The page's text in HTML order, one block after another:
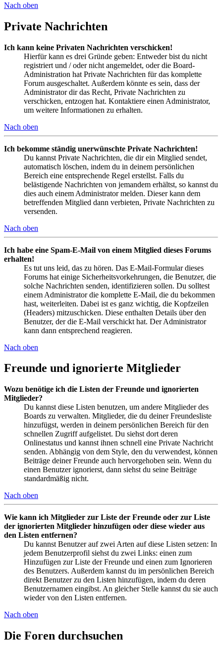
Nach oben
Private Nachrichten
Ich kann keine Privaten Nachrichten verschicken!
Hierfür kann es drei Gründe geben: Entweder bist du nicht
registriert und / oder nicht angemeldet, oder die Board-
Administration hat Private Nachrichten für das komplette
Forum ausgeschaltet. Außerdem könnte es sein, dass der
Administrator dir das Recht, Private Nachrichten zu
verschicken, entzogen hat. Kontaktiere einen Administrator,
um weitere Informationen zu erhalten.
Nach oben
Ich bekomme ständig unerwünschte Private Nachrichten!
Du kannst Private Nachrichten, die dir ein Mitglied sendet,
automatisch löschen, indem du in deinem persönlichen
Bereich eine entsprechende Regel erstellst. Falls du
belästigende Nachrichten von jemandem erhältst, so kannst du
dies auch einem Administrator melden. Dieser kann dem
betreffenden Mitglied dann verbieten, Private Nachrichten zu
versenden.
Nach oben
Ich habe eine Spam-E-Mail von einem Mitglied dieses Forums
erhalten!
Es tut uns leid, das zu hören. Das E-Mail-Formular dieses
Forums hat einige Sicherheitsvorkehrungen, die Benutzer, die
solche Nachrichten senden, identifizieren sollen. Du solltest
einem Administrator die komplette E-Mail, die du bekommen
hast, weiterleiten. Dabei ist es ganz wichtig, die Kopfzeilen
(Headers) mitzuschicken. Diese enthalten Details über den
Benutzer, der die E-Mail verschickt hat. Der Administrator
kann dann entsprechend reagieren.
Nach oben
Freunde und ignorierte Mitglieder
Wozu benötige ich die Listen der Freunde und ignorierten
Mitglieder?
Du kannst diese Listen benutzen, um andere Mitglieder des
Boards zu verwalten. Mitglieder, die du deiner Freundesliste
hinzufügst, werden in deinem persönlichen Bereich für den
schnellen Zugriff aufgelistet. Du siehst dort deren
Onlinestatus und kannst ihnen schnell eine Private Nachricht
senden. Abhängig von dem Style, den du verwendest, können
Beiträge deiner Freunde auch hervorgehoben sein. Wenn du
einen Benutzer ignorierst, dann siehst du seine Beiträge
standardmäßig nicht.
Nach oben
Wie kann ich Mitglieder zur Liste der Freunde oder zur Liste
der ignorierten Mitglieder hinzufügen oder diese wieder aus
den Listen entfernen?
Du kannst Benutzer auf zwei Arten auf diese Listen setzen: In
jedem Benutzerprofil siehst du zwei Links: einen zum
Hinzufügen zur Liste der Freunde und einen zum Ignorieren
des Benutzers. Außerdem kannst du im persönlichen Bereich
direkt Benutzer zu den Listen hinzufügen, indem du deren
Benutzernamen eingibst. An gleicher Stelle kannst du sie auch
wieder von den Listen entfernen.
Nach oben
Die Foren durchsuchen